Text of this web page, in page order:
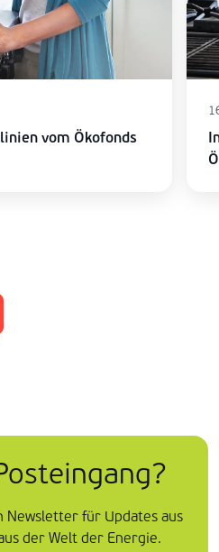
vom Ökofonds
Newsletter für Updates aus
der Welt der Energie.